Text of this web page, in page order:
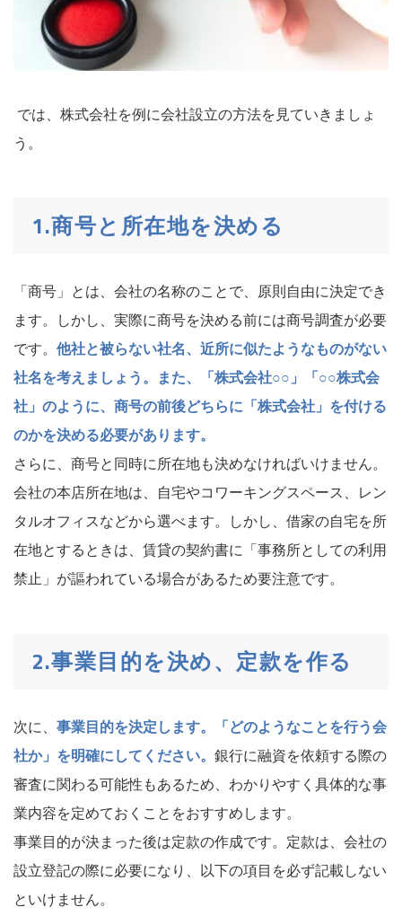
では、株式会社を例に会社設立の方法を見ていきましょ
う。
1.商号と所在地を決める
「商号」とは、会社の名称のことで、原則自由に決定でき
ます。しかし、実際に商号を決める前には商号調査が必要
です。 他社と被らない社名、近所に似たようなものがない
社名を考えましょう。また、「株式会社○○」「○○株式会
社」のように、商号の前後どちらに「株式会社」を付ける
のかを決める必要があります。
さらに、商号と同時に所在地も決めなければいけません。
会社の本店所在地は、自宅やコワーキングスペース、レン
タルオフィスなどから選べます。しかし、借家の自宅を所
在地とするときは、賃貸の契約書に「事務所としての利用
禁止」が謳われている場合があるため要注意です。
2.事業目的を決め、定款を作る
次に、 事業目的を決定します。「どのようなことを行う会
社か」を明確にしてください。 銀行に融資を依頼する際の
審査に関わる可能性もあるため、わかりやすく具体的な事
業内容を定めておくことをおすすめします。
事業目的が決まった後は定款の作成です。定款は、会社の
設立登記の際に必要になり、以下の項目を必ず記載しない
といけません。